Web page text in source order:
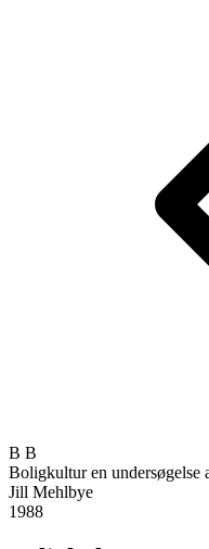
B B
Boligkultur en undersøgelse
Jill Mehlbye
1988